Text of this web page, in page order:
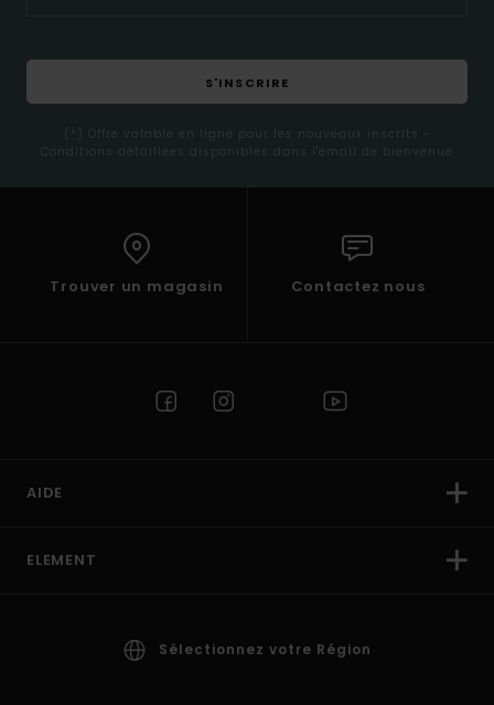
S'INSCRIRE
(*) Offre valable en ligne pour les nouveaux inscrits -
Conditions détaillées disponibles dans l'email de bienvenue
Trouver un magasin Contactez nous
AIDE
ELEMENT
Sélectionnez votre Région